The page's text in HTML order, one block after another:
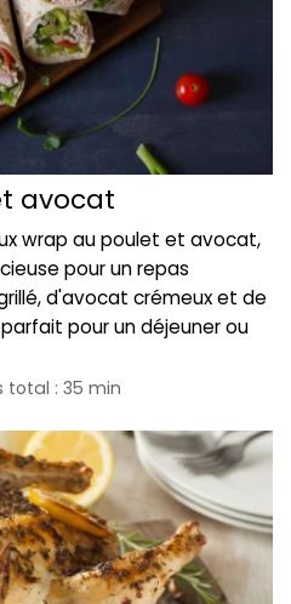
avocat
wrap au poulet et avocat,
pour un repas
d'avocat crémeux et de
pour un déjeuner ou
total : 35 min